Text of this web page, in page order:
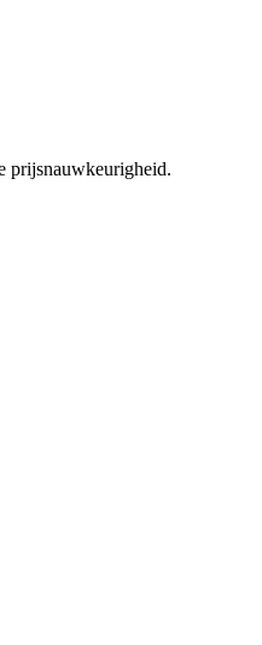
prijsnauwkeurigheid.